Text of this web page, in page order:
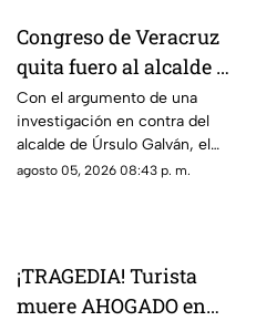
Congreso de Veracruz
quita fuero al alcalde de
Úrsulo Galván por
investigación en su
contra ¿De qué lo
acusan?
Con el argumento de una
investigación en contra del
alcalde de Úrsulo Galván, el
Congreso de Veracruz le quitó
agosto 05, 2026 08:43 p. m.
¡TRAGEDIA! Turista
muere AHOGADO en